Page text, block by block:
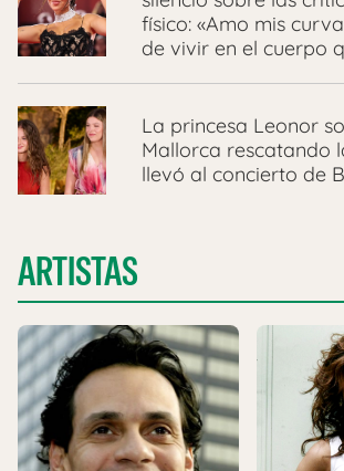
físico: «Amo mis
de vivir en el cuerpo
La princesa Leonor
Mallorca rescatando
llevó al concierto de
ARTISTAS